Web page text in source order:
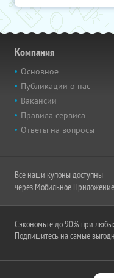
Компания
Основное
Публикации о нас
Вакансии
Правила сервиса
Ответы на вопросы
Все наши купоны доступны
через Мобильное
Сэкономьте до 90% при
Подпишитесь на самые